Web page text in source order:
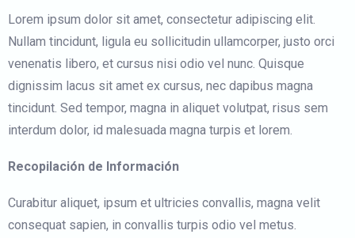
Lorem ipsum dolor sit amet, consectetur adipiscing elit.
Nullam tincidunt, ligula eu sollicitudin ullamcorper, justo orci
venenatis libero, et cursus nisi odio vel nunc. Quisque
dignissim lacus sit amet ex cursus, nec dapibus magna
tincidunt. Sed tempor, magna in aliquet volutpat, risus sem
interdum dolor, id malesuada magna turpis et lorem.
Recopilación de Información
Curabitur aliquet, ipsum et ultricies convallis, magna velit
consequat sapien, in convallis turpis odio vel metus.